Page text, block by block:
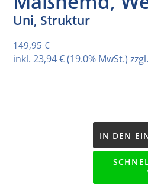
Uni, Struktur
Normaler Preis
149,95 €
inkl. 23,94 €(19.0% MwSt.) zzgl.
IN DEN